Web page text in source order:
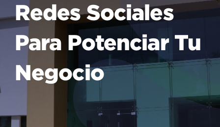
Redes Sociales
Para Potenciar Tu
Negocio